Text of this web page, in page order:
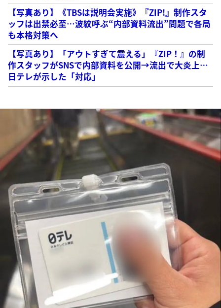
【写真あり】《TBSは説明会実施》『ZIP!』制作スタ
ッフは出禁必至…波紋呼ぶ“内部資料流出”問題で各局
も本格対策へ
【写真あり】「アウトすぎて震える」『ZIP！』の制
作スタッフがSNSで内部資料を公開→流出で大炎上…
日テレが示した「対応」